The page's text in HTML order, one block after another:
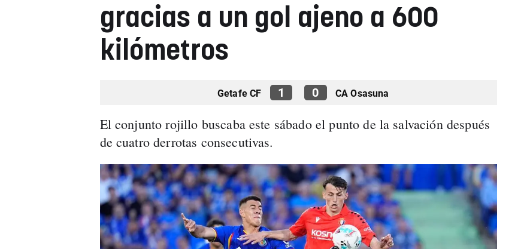
gracias a un gol ajeno a 600
kilómetros
Getafe CF 1 0 CA Osasuna
El conjunto rojillo buscaba este sábado el punto de la salvación después
de cuatro derrotas consecutivas.